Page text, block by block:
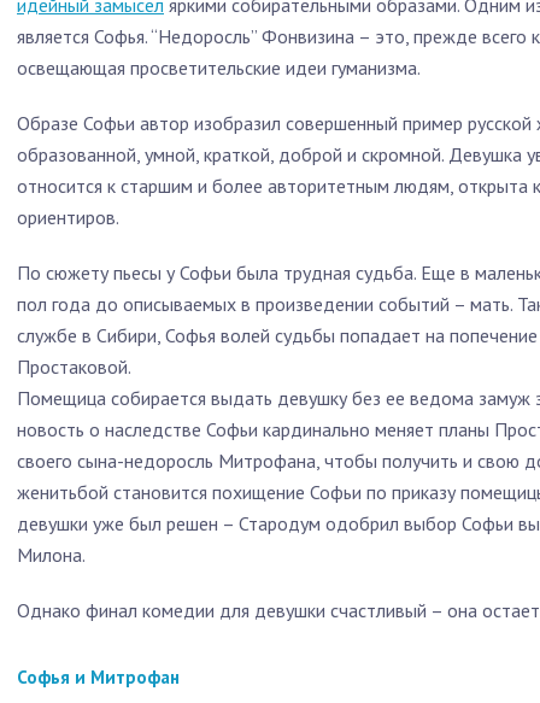
идейный замысел яркими собирательными образами. Одним
является Софья. “Недоросль” Фонвизина – это, прежде всего
освещающая просветительские идеи гуманизма.
Образе Софьи автор изобразил совершенный пример
образованной, умной, краткой, доброй и скромной. Девушка
относится к старшим и более авторитетным людям, открыта
ориентиров.
По сюжету пьесы у Софьи была трудная судьба. Еще в
пол года до описываемых в произведении событий – мать.
службе в Сибири, Софья волей судьбы попадает на попечение
Простаковой.
Помещица собирается выдать девушку без ее ведома замуж
новость о наследстве Софьи кардинально меняет планы
своего сына-недоросль Митрофана, чтобы получить и свою
женитьбой становится похищение Софьи по приказу
девушки уже был решен – Стародум одобрил выбор Софьи
Милона.
Однако финал комедии для девушки счастливый – она
Софья и Митрофан